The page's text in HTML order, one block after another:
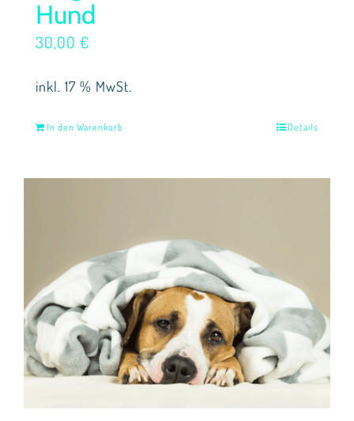
Hund
30,00 €
inkl. 17 % MwSt.
In den Warenkorb Details